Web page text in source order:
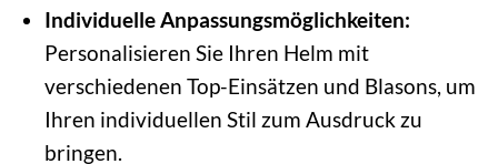
Individuelle Anpassungsmöglichkeiten:
Personalisieren Sie Ihren Helm mit
verschiedenen Top-Einsätzen und Blasons, um
Ihren individuellen Stil zum Ausdruck zu
bringen.